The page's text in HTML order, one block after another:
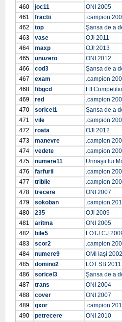
460 joc11
ONI 2005
461
fractii
.campion
462
top
Şansa de a
463
vase
OJI 2011
464
maxp
OJI 2013
465
unuzero
ONI 2012
466
cod3
Şansa de a
467
exam
.campion
468
fibgcd
FII
469
red
.campion
470
soricel1
Şansa de a
471
vile
.campion
472
roata
OJI 2012
473
manevre
.campion
474
vedete
.campion
475
numere11
Urmaşii lui
476
farfurii
.campion
477
tribile
.campion
478
trecere
ONI 2007
479
sokoban
.campion
480
235
OJI 2009
481
aritma
ONI 2005
482
bile5
LOTJ CJ
483
scor2
.campion
484
numere9
OMI Iaşi 2002
485
domino2
LOT SB 2011
486
soricel3
Şansa de a
487
trans
ONI 2004
488
cover
ONI 2007
489
gxor
.campion
490
petrecere
ONI 2010